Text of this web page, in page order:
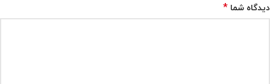
دیدگاه شما *